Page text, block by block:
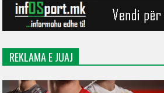
REKLAMA E JUAJ